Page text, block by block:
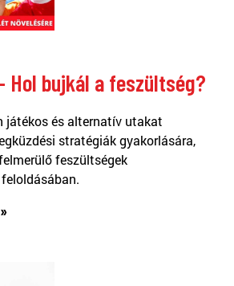
Hol bujkál a feszültség?
játékos és alternatív utakat
stratégiák gyakorlására,
feszültségek